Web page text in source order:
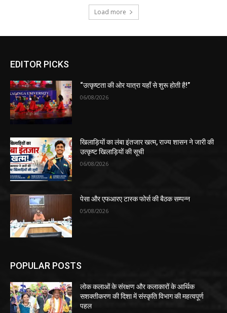
Load more
EDITOR PICKS
“उत्कृष्टता की ओर यात्रा यहाँ से शुरू होती है!”
06/08/2026
खिलाड़ियों का लंबा इंतजार खत्म, राज्य शासन ने जारी की
उत्कृष्ट खिलाड़ियों की सूची
06/08/2026
पेसा और एफआरए टास्क फोर्स की बैठक सम्पन्न
05/08/2026
POPULAR POSTS
लोक कलाओं के संरक्षण और कलाकारों के आर्थिक
सशक्तीकरण की दिशा में संस्कृति विभाग की महत्वपूर्ण
पहल